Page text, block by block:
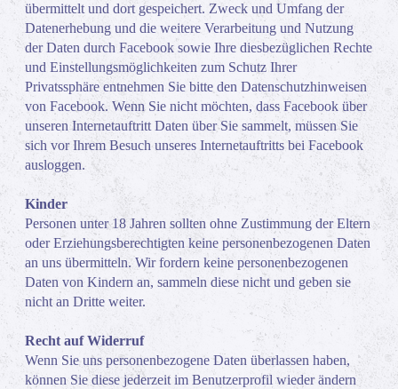
übermittelt und dort gespeichert. Zweck und Umfang der
Datenerhebung und die weitere Verarbeitung und Nutzung
der Daten durch Facebook sowie Ihre diesbezüglichen Rechte
und Einstellungsmöglichkeiten zum Schutz Ihrer
Privatssphäre entnehmen Sie bitte den Datenschutzhinweisen
von Facebook. Wenn Sie nicht möchten, dass Facebook über
unseren Internetauftritt Daten über Sie sammelt, müssen Sie
sich vor Ihrem Besuch unseres Internetauftritts bei Facebook
ausloggen.
Kinder
Personen unter 18 Jahren sollten ohne Zustimmung der Eltern
oder Erziehungsberechtigten keine personenbezogenen Daten
an uns übermitteln. Wir fordern keine personenbezogenen
Daten von Kindern an, sammeln diese nicht und geben sie
nicht an Dritte weiter.
Recht auf Widerruf
Wenn Sie uns personenbezogene Daten überlassen haben,
können Sie diese jederzeit im Benutzerprofil wieder ändern